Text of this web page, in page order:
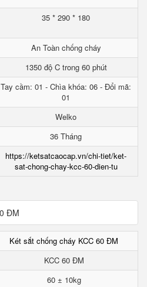
35 * 290 * 180
An Toàn chống cháy
1350 độ C trong 60 phút
Tay cầm: 01 - Chìa khóa: 06 - Đổi mã:
01
Welko
36 Tháng
https://ketsatcaocap.vn/chi-tiet/ket-
sat-chong-chay-kcc-60-dien-tu
Két sắt chống cháy KCC 60 ĐM
KCC 60 ĐM
60 ± 10kg